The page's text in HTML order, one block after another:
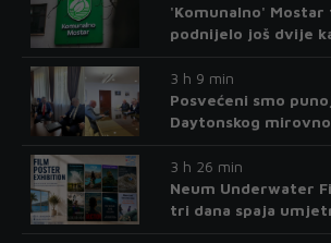
'Komunalno'
podnijelo još dvije
3 h 9 min
Posvećeni smo
Daytonskog
3 h 26 min
Neum Underwater
tri dana spaja